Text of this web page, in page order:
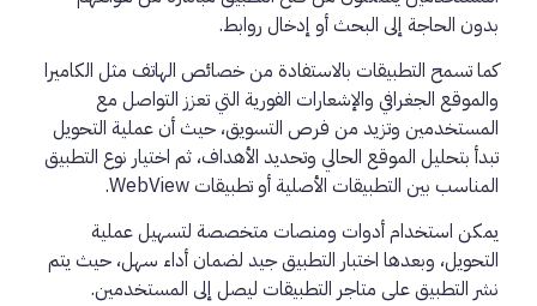
بدون الحاجة إلى البحث أو إدخال روابط.
كما تسمح التطبيقات بالاستفادة من خصائص الهاتف مثل الكاميرا
والموقع الجغرافي والإشعارات الفورية التي تعزز التواصل مع
المستخدمين وتزيد من فرص التسويق، حيث أن عملية التحويل
تبدأ بتحليل الموقع الحالي وتحديد الأهداف، ثم اختيار نوع التطبيق
المناسب بين التطبيقات الأصلية أو تطبيقات WebView.
يمكن استخدام أدوات ومنصات متخصصة لتسهيل عملية
التحويل، وبعدها اختبار التطبيق جيد لضمان أداء سهل، حيث يتم
نشر التطبيق على متاجر التطبيقات ليصل إلى المستخدمين.